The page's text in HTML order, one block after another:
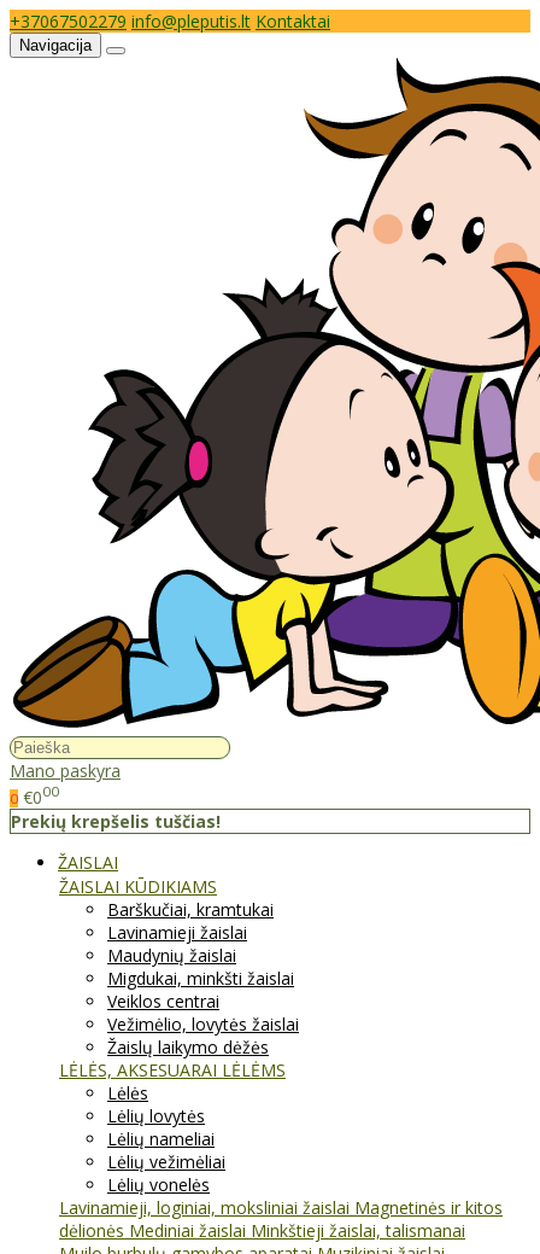
+37067502279 info@pleputis.lt Kontaktai
Navigacija
Mano paskyra
0 €000
Prekių krepšelis tuščias!
ŽAISLAI
ŽAISLAI KŪDIKIAMS
Barškučiai, kramtukai
Lavinamieji žaislai
Maudynių žaislai
Migdukai, minkšti žaislai
Veiklos centrai
Vežimėlio, lovytės žaislai
Žaislų laikymo dėžės
LĖLĖS, AKSESUARAI LĖLĖMS
Lėlės
Lėlių lovytės
Lėlių nameliai
Lėlių vežimėliai
Lėlių vonelės
Lavinamieji, loginiai, moksliniai žaislai Magnetinės ir kitos
dėlionės Mediniai žaislai Minkštieji žaislai, talismanai